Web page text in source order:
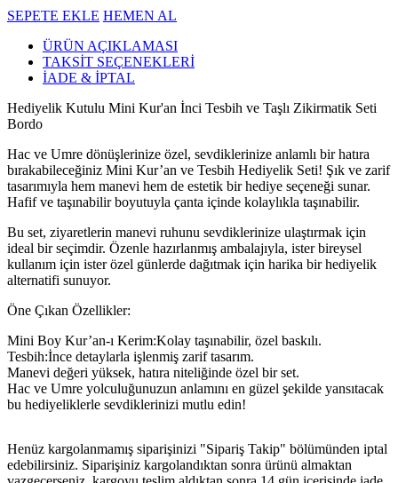
SEPETE EKLE HEMEN AL
ÜRÜN AÇIKLAMASI
TAKSİT SEÇENEKLERİ
İADE & İPTAL
Hediyelik Kutulu Mini Kur'an İnci Tesbih ve Taşlı Zikirmatik Seti
Bordo
Hac ve Umre dönüşlerinize özel, sevdiklerinize anlamlı bir hatıra
bırakabileceğiniz Mini Kur’an ve Tesbih Hediyelik Seti! Şık ve zarif
tasarımıyla hem manevi hem de estetik bir hediye seçeneği sunar.
Hafif ve taşınabilir boyutuyla çanta içinde kolaylıkla taşınabilir.
Bu set, ziyaretlerin manevi ruhunu sevdiklerinize ulaştırmak için
ideal bir seçimdir. Özenle hazırlanmış ambalajıyla, ister bireysel
kullanım için ister özel günlerde dağıtmak için harika bir hediyelik
alternatifi sunuyor.
Öne Çıkan Özellikler:
Mini Boy Kur’an-ı Kerim:Kolay taşınabilir, özel baskılı.
Tesbih:İnce detaylarla işlenmiş zarif tasarım.
Manevi değeri yüksek, hatıra niteliğinde özel bir set.
Hac ve Umre yolculuğunuzun anlamını en güzel şekilde yansıtacak
bu hediyeliklerle sevdiklerinizi mutlu edin!
Henüz kargolanmamış siparişinizi "Sipariş Takip" bölümünden iptal
edebilirsiniz. Siparişiniz kargolandıktan sonra ürünü almaktan